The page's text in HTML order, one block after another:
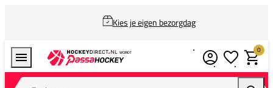
Kies je eigen bezorgdag
Zoek naar...
0